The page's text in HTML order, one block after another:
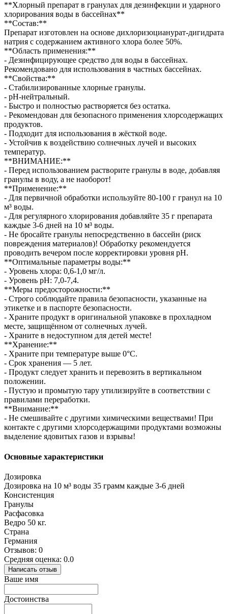
**Хлорный препарат в гранулах для дезинфекции и ударного
хлорирования воды в бассейнах**
**Состав:**
Препарат изготовлен на основе дихлоризоцианурат-дигидрата
натрия с содержанием активного хлора более 50%.
**Область применения:**
- Дезинфицирующее средство для воды в бассейнах.
Рекомендовано для использования в частных бассейнах.
**Свойства:**
- Стабилизированные хлорные гранулы.
- pH-нейтральный.
- Быстро и полностью растворяется без остатка.
- Рекомендован для безопасного применения хлорсодержащих
продуктов.
- Подходит для использования в жёсткой воде.
- Устойчив к воздействию солнечных лучей и высоких
температур.
**ВНИМАНИЕ:**
- Перед использованием растворите гранулы в воде, добавляя
гранулы в воду, а не наоборот!
**Применение:**
- Для первичной обработки используйте 80-100 г гранул на 10
м³ воды.
- Для регулярного хлорирования добавляйте 35 г препарата
каждые 3-6 дней на 10 м³ воды.
- Не бросайте гранулы непосредственно в бассейн (риск
повреждения материалов)! Обработку рекомендуется
проводить вечером после корректировки уровня pH.
**Оптимальные параметры воды:**
- Уровень хлора: 0,6-1,0 мг/л.
- Уровень pH: 7,0-7,4.
**Меры предосторожности:**
- Строго соблюдайте правила безопасности, указанные на
этикетке и в паспорте безопасности.
- Храните продукт в оригинальной упаковке в прохладном
месте, защищённом от солнечных лучей.
- Храните в недоступном для детей месте!
**Хранение:**
- Храните при температуре выше 0°C.
- Срок хранения — 5 лет.
- Продукт следует хранить и перевозить в вертикальном
положении.
- Пустую и промытую тару утилизируйте в соответствии с
правилами переработки.
**Внимание:**
- Не смешивайте с другими химическими веществами! При
контакте с другими хлорсодержащими продуктами возможны
выделение ядовитых газов и взрывы!
Основные характеристики
Дозировка
Дозировка на 10 м³ воды 35 грамм каждые 3-6 дней
Консистенция
Гранулы
Расфасовка
Ведро 50 кг.
Страна
Германия
Отзывов: 0
Средняя оценка: 0.0
Написать отзыв
Ваше имя
Достоинства